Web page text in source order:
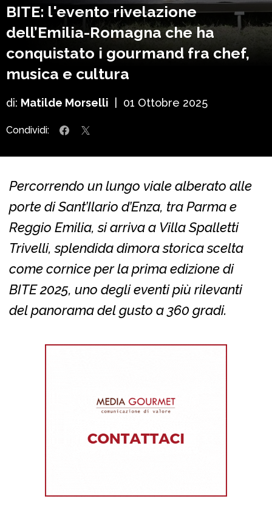
BITE: l'evento rivelazione
dell’Emilia-Romagna che ha
conquistato i gourmand fra chef,
musica e cultura
di: Matilde Morselli 01 Ottobre 2025
Condividi:
Percorrendo un lungo viale alberato alle
porte di Sant’Ilario d’Enza, tra Parma e
Reggio Emilia, si arriva a Villa Spalletti
Trivelli, splendida dimora storica scelta
come cornice per la prima edizione di
BITE 2025, uno degli eventi più rilevanti
del panorama del gusto a 360 gradi.